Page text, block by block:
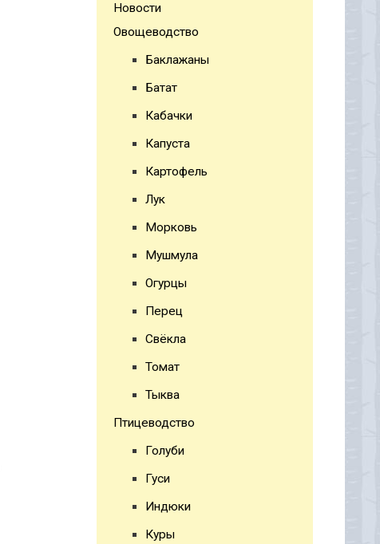
Новости
Овощеводство
Баклажаны
Батат
Кабачки
Капуста
Картофель
Лук
Морковь
Мушмула
Огурцы
Перец
Свёкла
Томат
Тыква
Птицеводство
Голуби
Гуси
Индюки
Куры